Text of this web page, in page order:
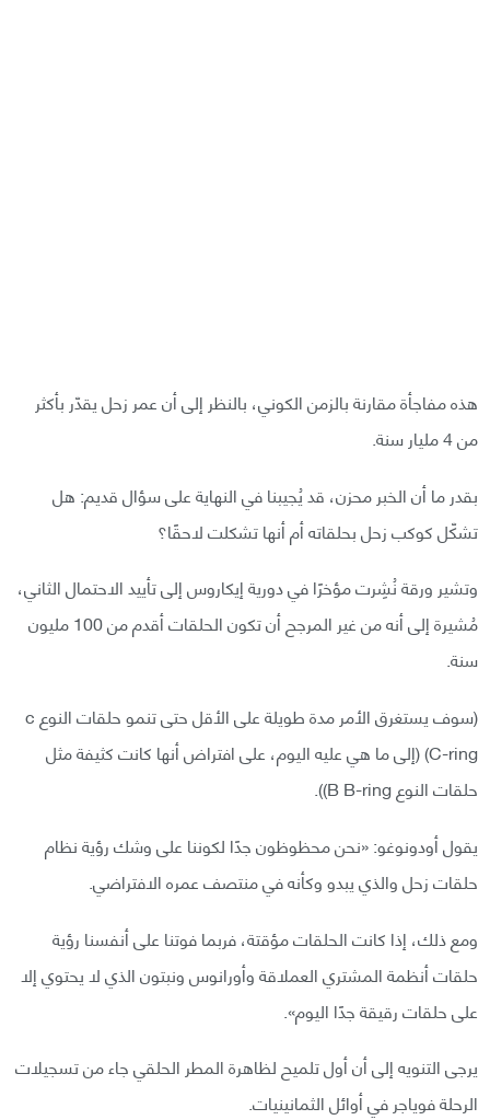
هذه مفاجأة مقارنة بالزمن الكوني، بالنظر إلى أن عمر زحل يقدّر بأكثر
من 4 مليار سنة.
بقدر ما أن الخبر محزن، قد يُجيبنا في النهاية على سؤال قديم: هل
تشكّل كوكب زحل بحلقاته أم أنها تشكلت لاحقًا؟
وتشير ورقة نُشِرت مؤخرًا في دورية إيكاروس إلى تأييد الاحتمال الثاني،
مُشيرة إلى أنه من غير المرجح أن تكون الحلقات أقدم من 100 مليون
سنة.
(سوف يستغرق الأمر مدة طويلة على الأقل حتى تنمو حلقات النوع c
C-ring) (إلى ما هي عليه اليوم، على افتراض أنها كانت كثيفة مثل
حلقات النوع B B-ring)).
يقول أودونوغو: «نحن محظوظون جدًا لكوننا على وشك رؤية نظام
حلقات زحل والذي يبدو وكأنه في منتصف عمره الافتراضي.
ومع ذلك، إذا كانت الحلقات مؤقتة، فربما فوتنا على أنفسنا رؤية
حلقات أنظمة المشتري العملاقة وأورانوس ونبتون الذي لا يحتوي إلا
على حلقات رقيقة جدًا اليوم».
يرجى التنويه إلى أن أول تلميح لظاهرة المطر الحلقي جاء من تسجيلات
الرحلة فوياجر في أوائل الثمانينيات.